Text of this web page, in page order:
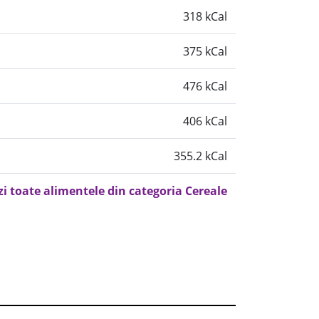
318 kCal
375 kCal
476 kCal
406 kCal
355.2 kCal
toate alimentele din categoria Cereale